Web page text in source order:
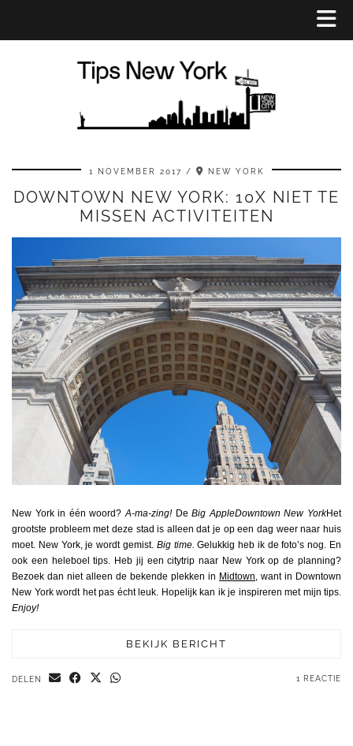
1 NOVEMBER 2017 NEW YORK
DOWNTOWN NEW YORK: 10X NIET TE
MISSEN ACTIVITEITEN
New York in één woord? A-ma-zing!De Big AppleDowntown New YorkHet
grootste probleem met deze stad is alleen dat je op een dag weer naar huis
moet. New York, je wordt gemist. Big time. Gelukkig heb ik de foto’s nog. En
ook een heleboel tips. Heb jij een citytrip naar New York op de planning?
Bezoek dan niet alleen de bekende plekken in Midtown , want in Downtown
New York wordt het pas écht leuk. Hopelijk kan ik je inspireren met mijn tips.
Enjoy!
BEKIJK BERICHT
DELEN 1 REACTIE